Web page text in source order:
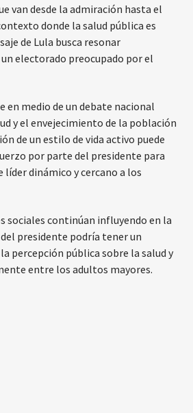
van desde la admiración hasta el
donde la salud pública es
de Lula busca resonar
electorado preocupado por el
en medio de un debate nacional
y el envejecimiento de la población
de un estilo de vida activo puede
por parte del presidente para
líder dinámico y cercano a los
sociales continúan influyendo en la
presidente podría tener un
percepción pública sobre la salud y
entre los adultos mayores.